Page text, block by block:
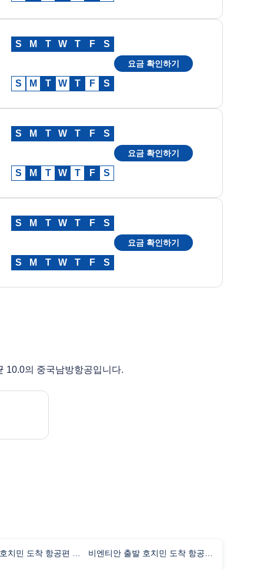
S M T W T F S
S M T W T F S
요금 확인하기
S M T W T F S
S M T W T F S
요금 확인하기
S M T W T F S
S M T W T F S
요금 확인하기
10.0의 중국남방항공입니다.